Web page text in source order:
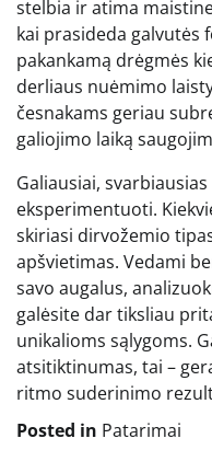
stelbia ir atima
kai prasideda galvutės
pakankamą drėgmės
derliaus nuėmimo
česnakams geriau
galiojimo laiką
Galiausiai,
eksperimentuoti.
skiriasi dirvožemio
apšvietimas. Vedami
savo augalus,
galėsite dar tiksliau
unikalioms sąlygoms.
atsitiktinumas, tai –
ritmo suderinimo
Posted in Patarimai